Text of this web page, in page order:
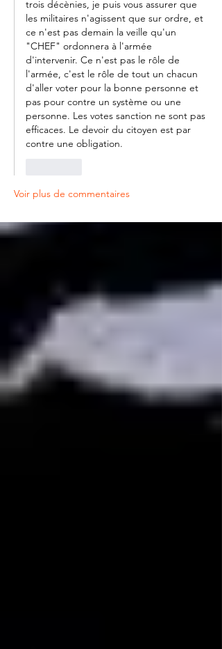
trois décènies, je puis vous assurer que
les militaires n'agissent que sur ordre, et
ce n'est pas demain la veille qu'un
"CHEF" ordonnera à l'armée
d'intervenir. Ce n'est pas le rôle de
l'armée, c'est le rôle de tout un chacun
d'aller voter pour la bonne personne et
pas pour contre un système ou une
personne. Les votes sanction ne sont pas
efficaces. Le devoir du citoyen est par
contre une obligation.
Voir plus de commentaires